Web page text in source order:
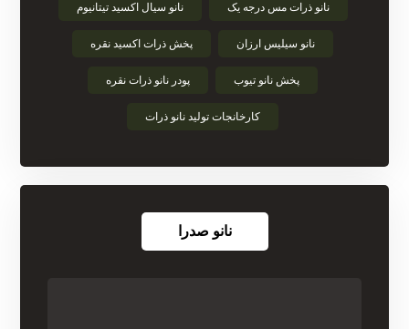
نانو ذرات مس درجه یک نانو سیال اکسید تیتانیوم
نانو سیلیس ارزان پخش ذرات اکسید نقره
پخش نانو تیوب پودر نانو ذرات نقره
کارخانجات تولید نانو ذرات
نانو صدرا